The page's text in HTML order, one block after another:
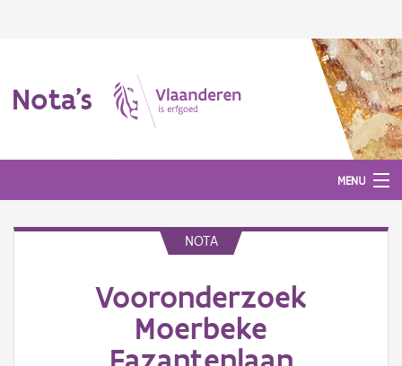
Nota's
MENU
NOTA
Vooronderzoek
Moerbeke